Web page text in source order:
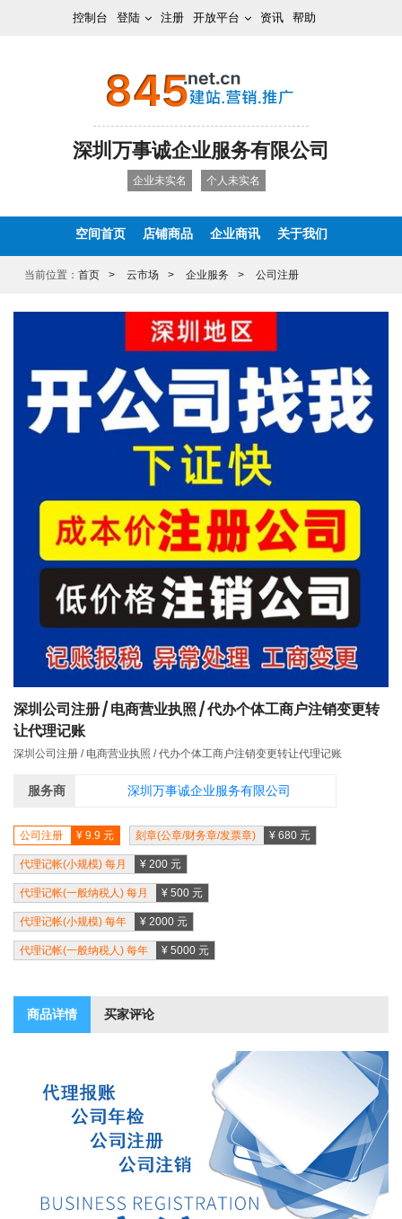
控制台 登陆 注册 开放平台 资讯 帮助
深圳万事诚企业服务有限公司
企业未实名 个人未实名
空间首页 店铺商品 企业商讯 关于我们
当前位置： 首页 云市场 企业服务 公司注册
深圳公司注册 / 电商营业执照 / 代办个体工商户注销变更转
让代理记账
深圳公司注册 / 电商营业执照 / 代办个体工商户注销变更转让代理记账
服务商 深圳万事诚企业服务有限公司​
公司注册 ¥ 9.9 元 刻章(公章/财务章/发票章) ¥ 680 元
代理记帐(小规模) 每月 ¥ 200 元
代理记帐(一般纳税人) 每月 ¥ 500 元
代理记帐(小规模) 每年 ¥ 2000 元
代理记帐(一般纳税人) 每年 ¥ 5000 元
商品详情 买家评论